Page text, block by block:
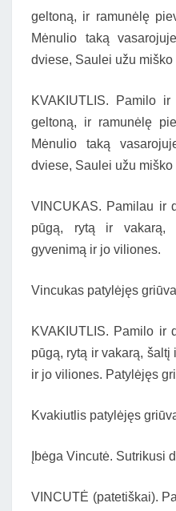
geltoną, ir ramunėlę
Mėnulio taką
dviese, Saulei užu
KVAKIUTLIS. Pamilo
geltoną, ir ramunėlę
Mėnulio taką
dviese, Saulei užu
VINCUKAS. Pamilau ir
pūgą, rytą ir vakarą,
gyvenimą ir jo viliones.
Vincukas patylėjęs
KVAKIUTLIS. Pamilo ir
pūgą, rytą ir vakarą,
ir jo viliones. Patylėjęs
Kvakiutlis patylėjęs
Įbėga Vincutė. Sutrikusi
VINCUTĖ (patetiškai).